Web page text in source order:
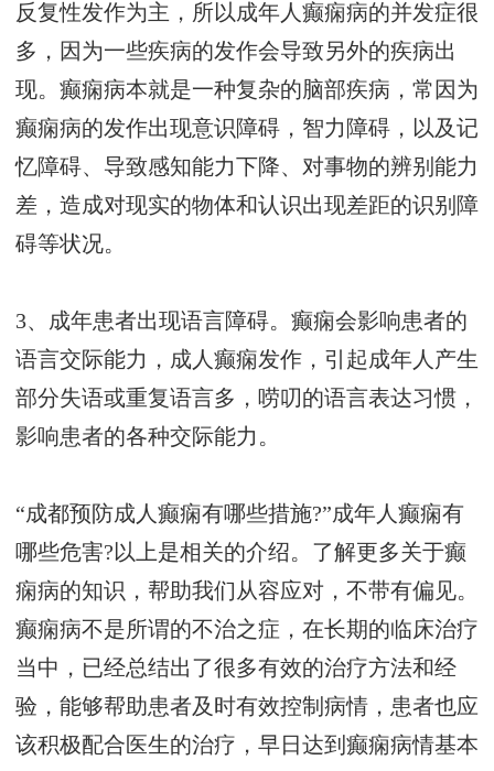
反复性发作为主，所以成年人癫痫病的并发症很
多，因为一些疾病的发作会导致另外的疾病出
现。癫痫病本就是一种复杂的脑部疾病，常因为
癫痫病的发作出现意识障碍，智力障碍，以及记
忆障碍、导致感知能力下降、对事物的辨别能力
差，造成对现实的物体和认识出现差距的识别障
碍等状况。
3、成年患者出现语言障碍。癫痫会影响患者的
语言交际能力，成人癫痫发作，引起成年人产生
部分失语或重复语言多，唠叨的语言表达习惯，
影响患者的各种交际能力。
“成都预防成人癫痫有哪些措施?”成年人癫痫有
哪些危害?以上是相关的介绍。了解更多关于癫
痫病的知识，帮助我们从容应对，不带有偏见。
癫痫病不是所谓的不治之症，在长期的临床治疗
当中，已经总结出了很多有效的治疗方法和经
验，能够帮助患者及时有效控制病情，患者也应
该积极配合医生的治疗，早日达到癫痫病情基本